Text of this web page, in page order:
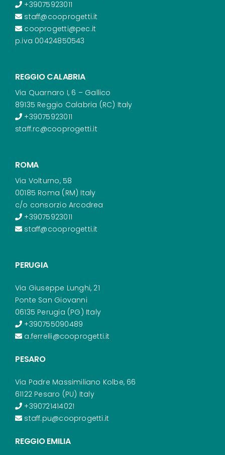
+39075923011
staff@cooprogetti.it
cooprogetti@pec.it
p.iva 00424850543
REGGIO CALABRIA
Via Quarnaro I, 6 – Gallico
89135 Reggio Calabria (RC) Italy
+39075923011
staff.rc@cooprogetti.it
ROMA
Via Volturno, 58
00185 Roma (RM) Italy
c/o consorzio Arcodrea
+39075923011
staff@cooprogetti.it
PERUGIA
Via Giuseppe Lunghi, 21
Ponte San Giovanni
06135 Perugia (PG) Italy
+390755090489
a.ferrelli@cooprogetti.it
PESARO
Via Padre Massimiliano Kolbe, 66
61122 Pesaro (PU) Italy
+390721414021
staff.pu@cooprogetti.it
REGGIO EMILIA